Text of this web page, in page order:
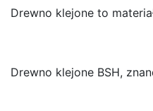
Drewno klejone to
Drewno klejone BSH,